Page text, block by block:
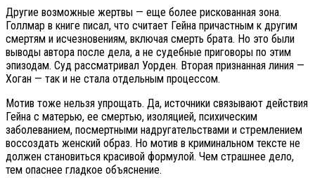
Другие возможные жертвы — еще более рискованная зона.
Голлмар в книге писал, что считает Гейна причастным к другим
смертям и исчезновениям, включая смерть брата. Но это были
выводы автора после дела, а не судебные приговоры по этим
эпизодам. Суд рассматривал Уорден. Вторая признанная линия —
Хоган — так и не стала отдельным процессом.
Мотив тоже нельзя упрощать. Да, источники связывают действия
Гейна с матерью, ее смертью, изоляцией, психическим
заболеванием, посмертными надругательствами и стремлением
воссоздать женский образ. Но мотив в криминальном тексте не
должен становиться красивой формулой. Чем страшнее дело,
тем опаснее гладкое объяснение.